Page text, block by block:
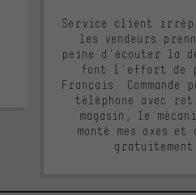
Service client
les vendeurs
peine d'écouter la
font l'effort de
Français. Commande
téléphone avec
magasin, le
monté mes axes et